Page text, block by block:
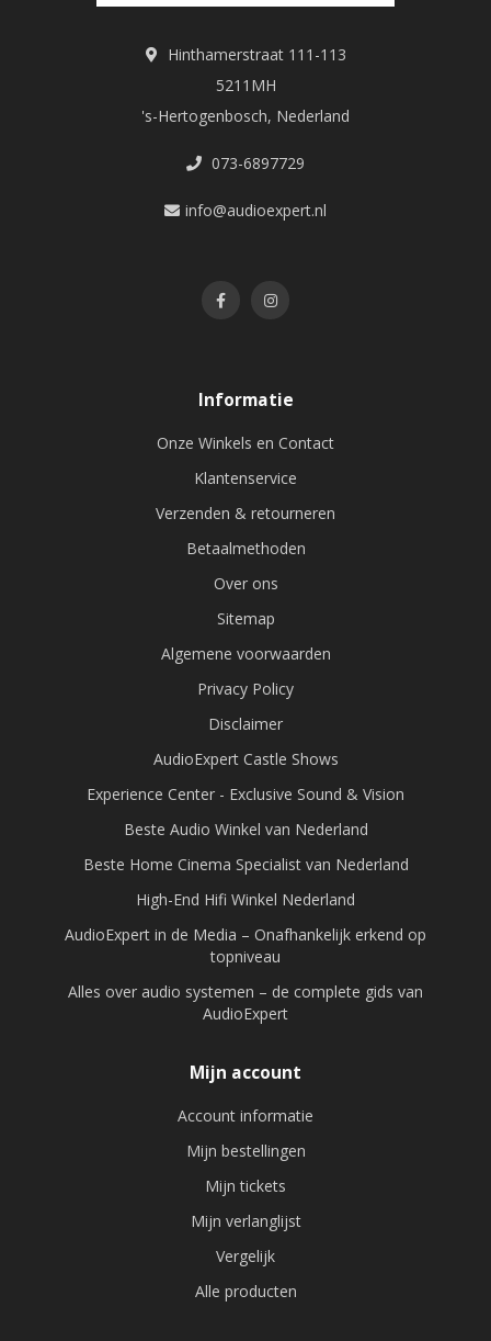
Hinthamerstraat 111-113
5211MH
's-Hertogenbosch, Nederland
073-6897729
info@audioexpert.nl
Informatie
Onze Winkels en Contact
Klantenservice
Verzenden & retourneren
Betaalmethoden
Over ons
Sitemap
Algemene voorwaarden
Privacy Policy
Disclaimer
AudioExpert Castle Shows
Experience Center - Exclusive Sound & Vision
Beste Audio Winkel van Nederland
Beste Home Cinema Specialist van Nederland
High-End Hifi Winkel Nederland
AudioExpert in de Media – Onafhankelijk erkend op
topniveau
Alles over audio systemen – de complete gids van
AudioExpert
Mijn account
Account informatie
Mijn bestellingen
Mijn tickets
Mijn verlanglijst
Vergelijk
Alle producten